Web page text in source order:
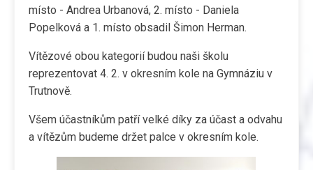
místo - Andrea Urbanová, 2. místo - Daniela
Popelková a 1. místo obsadil Šimon Herman.
Vítězové obou kategorií budou naši školu
reprezentovat 4. 2. v okresním kole na Gymnáziu v
Trutnově.
Všem účastníkům patří velké díky za účast a odvahu
a vítězům budeme držet palce v okresním kole.